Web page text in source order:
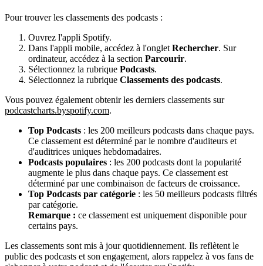
Pour trouver les classements des podcasts :
Ouvrez l'appli Spotify.
Dans l'appli mobile, accédez à l'onglet Rechercher. Sur
ordinateur, accédez à la section Parcourir.
Sélectionnez la rubrique Podcasts.
Sélectionnez la rubrique Classements des podcasts.
Vous pouvez également obtenir les derniers classements sur
podcastcharts.byspotify.com.
Top Podcasts : les 200 meilleurs podcasts dans chaque pays.
Ce classement est déterminé par le nombre d'auditeurs et
d'auditrices uniques hebdomadaires.
Podcasts populaires : les 200 podcasts dont la popularité
augmente le plus dans chaque pays. Ce classement est
déterminé par une combinaison de facteurs de croissance.
Top Podcasts par catégorie : les 50 meilleurs podcasts filtrés
par catégorie.
Remarque : ce classement est uniquement disponible pour
certains pays.
Les classements sont mis à jour quotidiennement. Ils reflètent le
public des podcasts et son engagement, alors rappelez à vos fans de